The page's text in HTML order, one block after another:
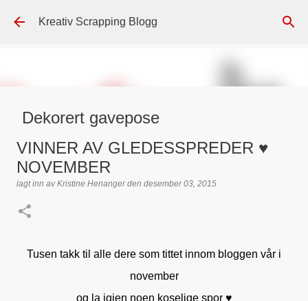
Gå til hovedinnhold
Kreativ Scrapping Blogg
Dekorert gavepose
TEKST KLISTREMERKER / STICKERS
VINNER AV GLEDESSPREDER ♥
NOVEMBER
lagt inn avKristine Henanger den desember 03, 2015
Tusen takk til alle dere som tittet innom bloggen vår i
november
og la igjen noen koselige spor ♥